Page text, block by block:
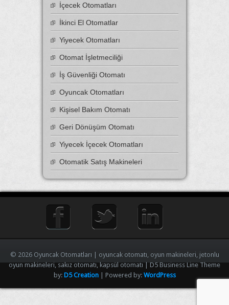
İçecek Otomatları
İkinci El Otomatlar
Yiyecek Otomatları
Otomat İşletmeciliği
İş Güvenliği Otomatı
Oyuncak Otomatları
Kişisel Bakım Otomatı
Geri Dönüşüm Otomatı
Yiyecek İçecek Otomatları
Otomatik Satış Makineleri
© 2026 Oyuncak Otomatları | oyuncak otomatı, oyun makineleri, jetonlu
oyun makineleri, sakız otomatı, kapsül otomatı | D5 Business Line Theme
by: D5 Creation| Powered by: WordPress